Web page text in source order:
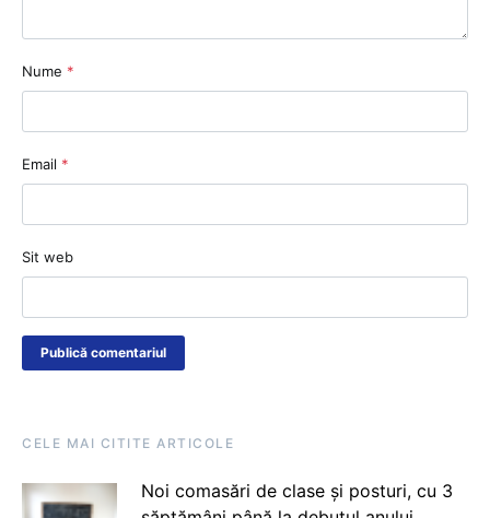
Nume *
Email *
Sit web
CELE MAI CITITE ARTICOLE
Noi comasări de clase și posturi, cu 3